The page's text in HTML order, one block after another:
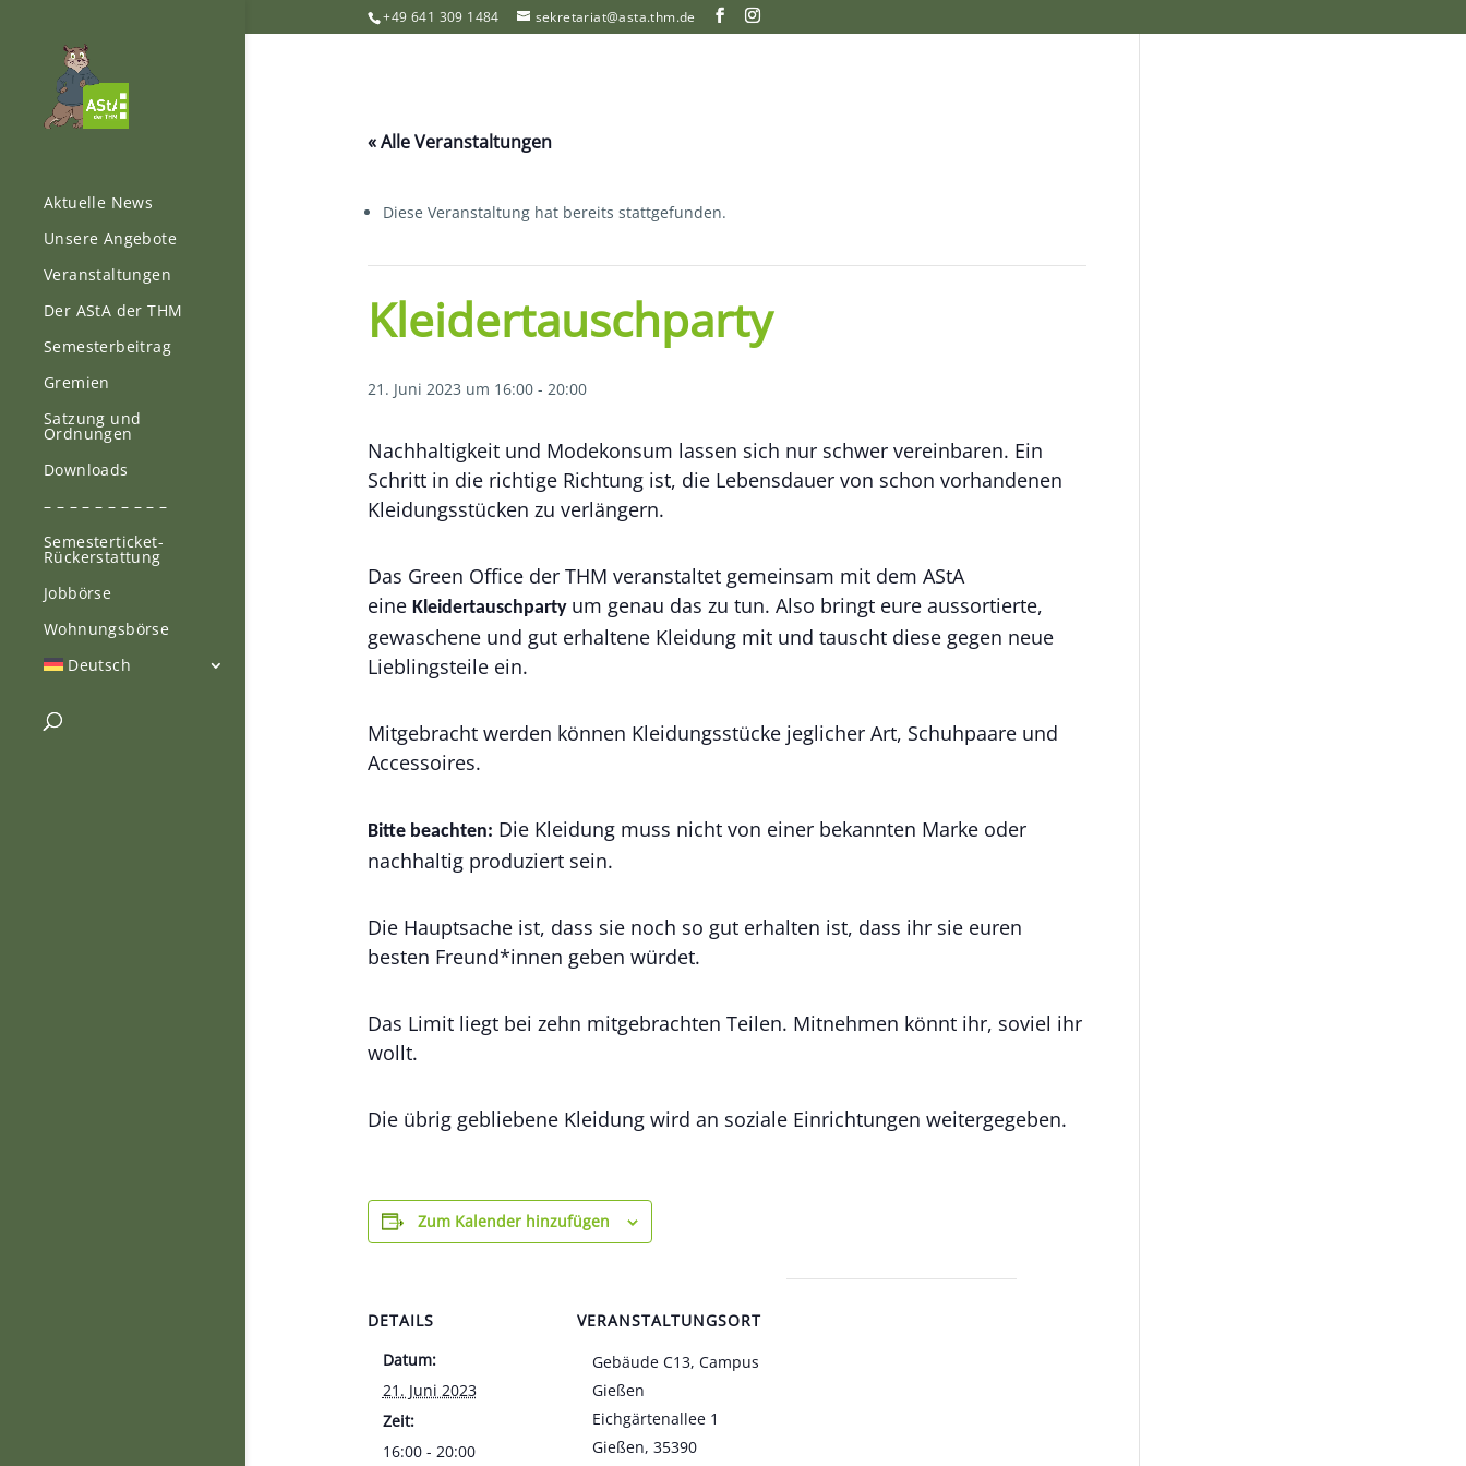
+49 641 309 1484 sekretariat@asta.thm.de
Aktuelle News
Unsere Angebote
Veranstaltungen
Der AStA der THM
Semesterbeitrag
Gremien
Satzung und
Ordnungen
Downloads
– – – – – – – – – –
Semesterticket-
Rückerstattung
Jobbörse
Wohnungsbörse
Deutsch
« Alle Veranstaltungen
Diese Veranstaltung hat bereits stattgefunden.
Kleidertauschparty
21. Juni 2023 um 16:00- 20:00
Nachhaltigkeit und Modekonsum lassen sich nur schwer vereinbaren. Ein
Schritt in die richtige Richtung ist, die Lebensdauer von schon vorhandenen
Kleidungsstücken zu verlängern.
Das Green Office der THM veranstaltet gemeinsam mit dem AStA
eine Kleidertauschparty um genau das zu tun. Also bringt eure aussortierte,
gewaschene und gut erhaltene Kleidung mit und tauscht diese gegen neue
Lieblingsteile ein.
Mitgebracht werden können Kleidungsstücke jeglicher Art, Schuhpaare und
Accessoires.
Bitte beachten: Die Kleidung muss nicht von einer bekannten Marke oder
nachhaltig produziert sein.
Die Hauptsache ist, dass sie noch so gut erhalten ist, dass ihr sie euren
besten Freund*innen geben würdet.
Das Limit liegt bei zehn mitgebrachten Teilen. Mitnehmen könnt ihr, soviel ihr
wollt.
Die übrig gebliebene Kleidung wird an soziale Einrichtungen weitergegeben.
Zum Kalender hinzufügen
DETAILS
Datum:
21. Juni 2023
Zeit:
16:00 - 20:00
VERANSTALTUNGSORT
Gebäude C13, Campus
Gießen
Eichgärtenallee 1
Gießen, 35390